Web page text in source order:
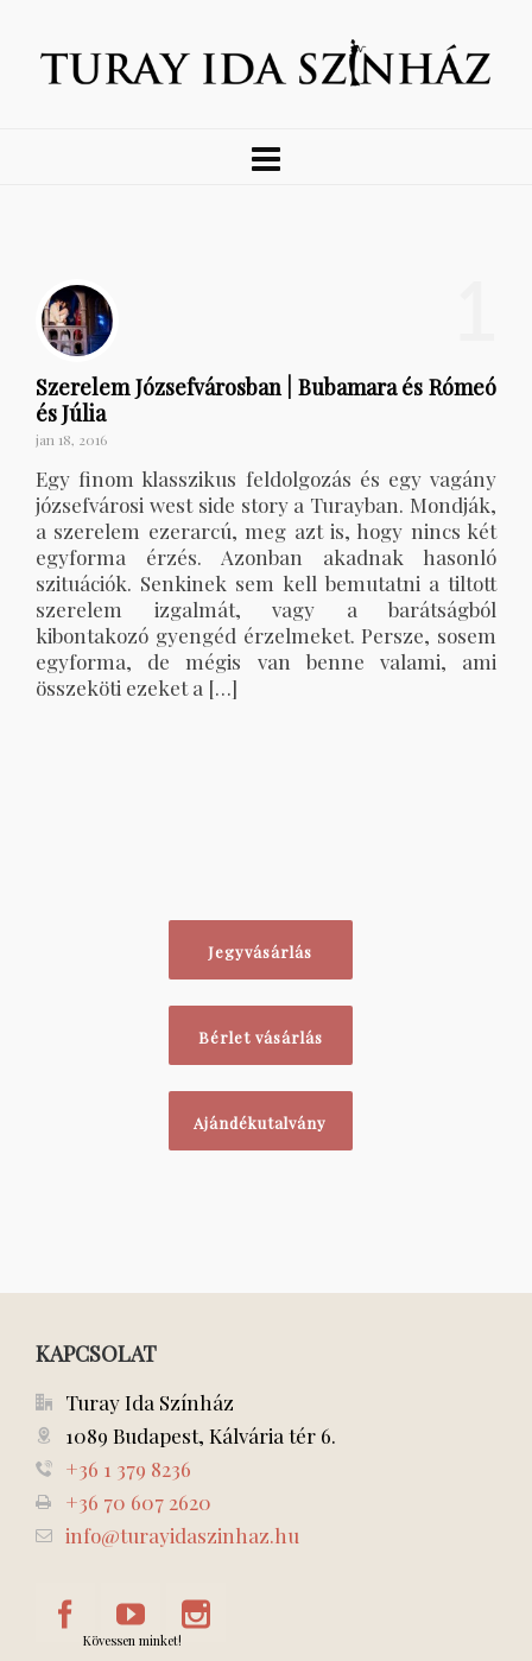
Szerelem Józsefvárosban | Bubamara és Rómeó
és Júlia
jan 18, 2016
Egy finom klasszikus feldolgozás és egy vagány
józsefvárosi west side story a Turayban. Mondják,
a szerelem ezerarcú, meg azt is, hogy nincs két
egyforma érzés. Azonban akadnak hasonló
szituációk. Senkinek sem kell bemutatni a tiltott
szerelem izgalmát, vagy a barátságból
kibontakozó gyengéd érzelmeket. Persze, sosem
egyforma, de mégis van benne valami, ami
összeköti ezeket a […]
Jegyvásárlás
Bérlet vásárlás
Ajándékutalvány
KAPCSOLAT
Turay Ida Színház
1089 Budapest, Kálvária tér 6.
+36 1 379 8236
+36 70 607 2620
info@turayidaszinhaz.hu
Kövessen minket!